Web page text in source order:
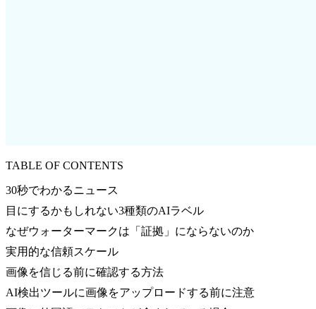
TABLE OF CONTENTS
30秒でわかるニュース
目にするかもしれない3種類のAIラベル
なぜウォーターマークは「証拠」にならないのか
実用的な信頼スケール
画像を信じる前に確認する方法
AI検出ツールに画像をアップロードする前に注意